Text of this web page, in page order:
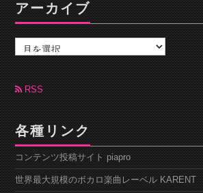
アーカイブ
カ
ブ RSS
各種リンク
コンテンツ投稿サイト piapro
世界最大規模のボカロ楽曲レーベル KARENT